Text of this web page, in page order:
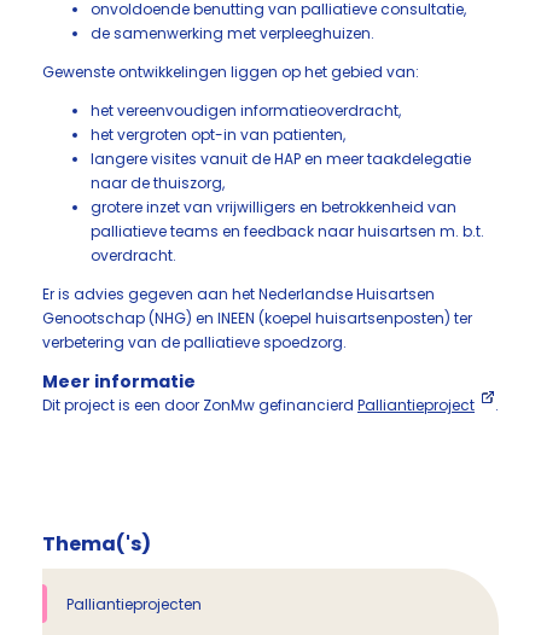
onvoldoende benutting van palliatieve consultatie,
de samenwerking met verpleeghuizen.
Gewenste ontwikkelingen liggen op het gebied van:
het vereenvoudigen informatieoverdracht,
het vergroten opt-in van patienten,
langere visites vanuit de HAP en meer taakdelegatie
naar de thuiszorg,
grotere inzet van vrijwilligers en betrokkenheid van
palliatieve teams en feedback naar huisartsen m. b.t.
overdracht.
Er is advies gegeven aan het Nederlandse Huisartsen
Genootschap (NHG) en INEEN (koepel huisartsenposten) ter
verbetering van de palliatieve spoedzorg.
Meer informatie
Dit project is een door ZonMw gefinancierd Palliantieproject .
Thema('s)
Palliantieprojecten